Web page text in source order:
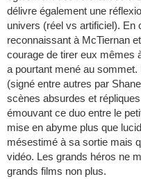
délivre également une
univers (réel vs artificiel). En
reconnaissant à McTiernan
courage de tirer eux mêmes
a pourtant mené au sommet.
(signé entre autres par
scènes absurdes et
émouvant ce duo entre le
mise en abyme plus que
mésestimé à sa sortie mais
vidéo. Les grands héros ne
grands films non plus.